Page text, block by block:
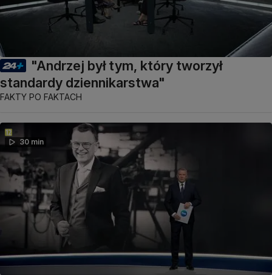
"Andrzej był tym, który tworzył
standardy dziennikarstwa"
FAKTY PO FAKTACH
30 min